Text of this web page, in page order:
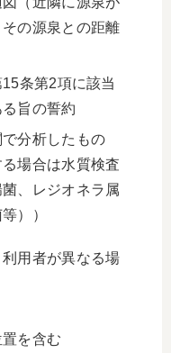
の源泉との距離
条第2項に該当
旨の誓約
分析したもの
る場合は水質検査
、レジオネラ属
））
用者が異なる場
を含む